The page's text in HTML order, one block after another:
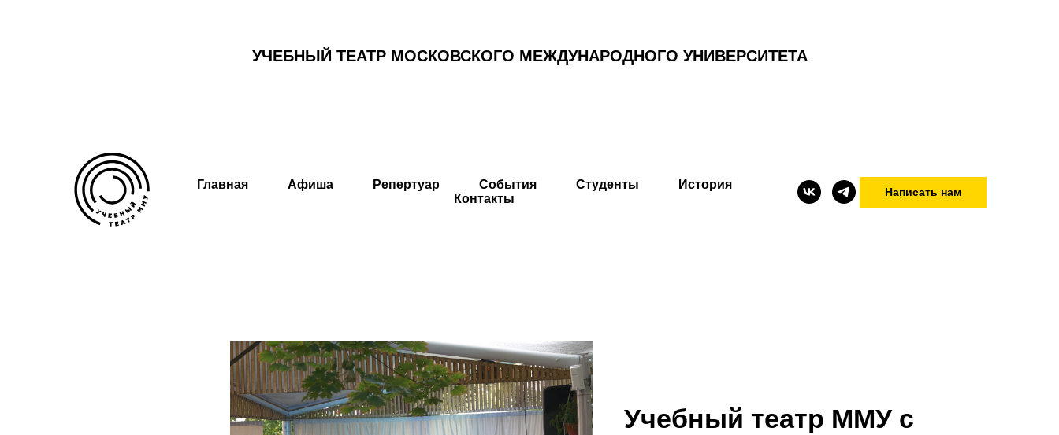
УЧЕБНЫЙ ТЕАТР МОСКОВСКОГО МЕЖДУНАРОДНОГО УНИВЕРСИТЕТА
Главная Афиша Репертуар События Студенты
История
Контакты
Написать нам
Учебный театр ММУ с